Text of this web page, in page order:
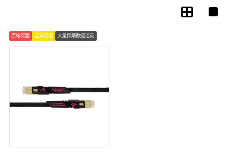
原廠保固 品質保證 大量採購歡迎洽詢